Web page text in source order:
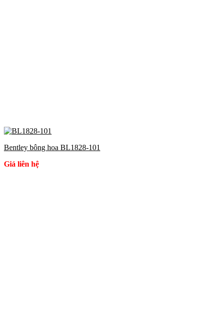
Bentley bông hoa BL1828-101
Giá liên hệ